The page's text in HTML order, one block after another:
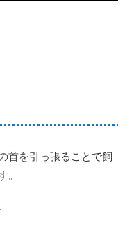
首を引っ張ることで飼
。